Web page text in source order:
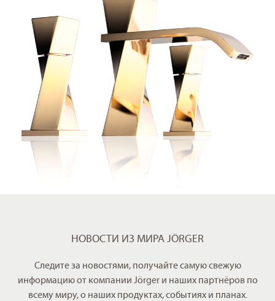
НОВОСТИ ИЗ МИРА JÖRGER
Следите за новостями, получайте самую свежую
информацию от компании Jörger и наших партнёров по
всему миру, о наших продуктах, событиях и планах.